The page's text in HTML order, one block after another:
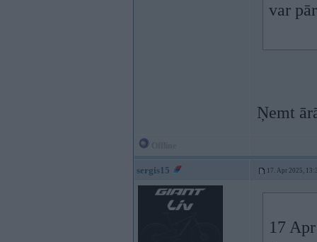
var
Ņemt
sergis15 17. Apr 2025,
17